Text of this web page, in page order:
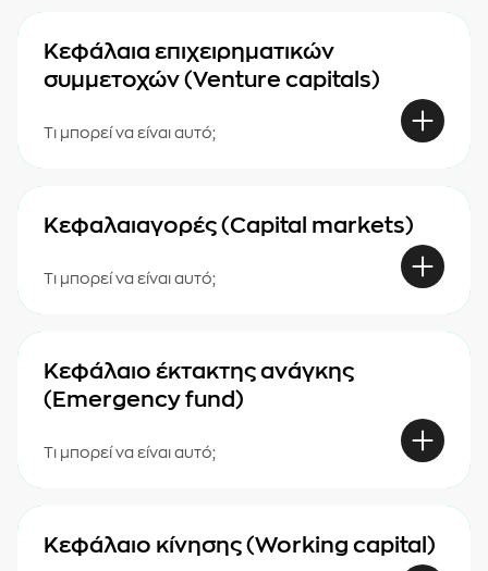
Κεφάλαια επιχειρηματικών
συμμετοχών (Venture capitals)
Τι μπορεί να είναι αυτό;
Κεφαλαιαγορές (Capital markets)
Τι μπορεί να είναι αυτό;
Κεφάλαιο έκτακτης ανάγκης
(Emergency fund)
Τι μπορεί να είναι αυτό;
Κεφάλαιο κίνησης (Working capital)